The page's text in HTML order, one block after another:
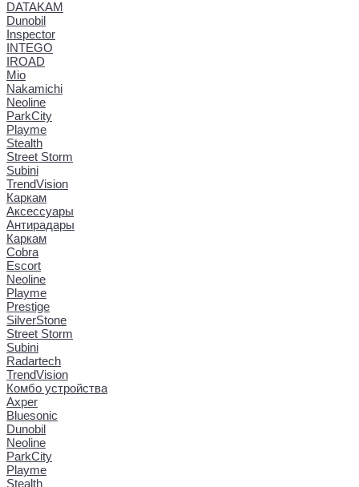
DATAKAM
Dunobil
Inspector
INTEGO
IROAD
Mio
Nakamichi
Neoline
ParkCity
Playme
Stealth
Street Storm
Subini
TrendVision
Каркам
Аксессуары
Антирадары
Каркам
Cobra
Escort
Neoline
Playme
Prestige
SilverStone
Street Storm
Subini
Radartech
TrendVision
Комбо устройства
Axper
Bluesonic
Dunobil
Neoline
ParkCity
Playme
Stealth